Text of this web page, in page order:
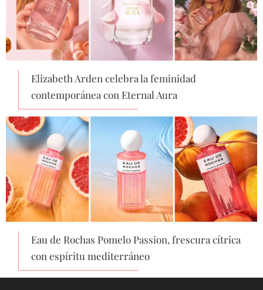
Elizabeth Arden celebra la feminidad
contemporánea con Eternal Aura
Eau de Rochas Pomelo Passion, frescura cítrica
con espíritu mediterráneo